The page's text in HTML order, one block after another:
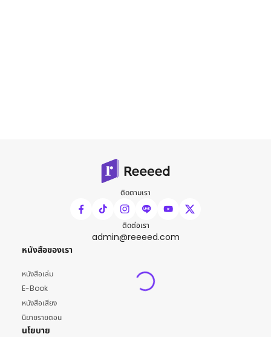
ติดตามเรา
ติดต่อเรา
admin@reeeed.com
หนังสือของเรา
หนังสือเล่ม
E-Book
หนังสือเสียง
นิยายรายตอน
นโยบาย